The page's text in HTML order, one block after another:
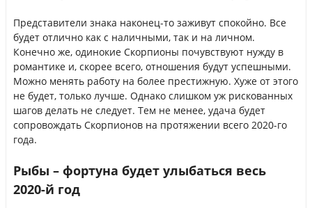
Представители знака наконец-то заживут спокойно. Все
будет отлично как с наличными, так и на личном.
Конечно же, одинокие Скорпионы почувствуют нужду в
романтике и, скорее всего, отношения будут успешными.
Можно менять работу на более престижную. Хуже от этого
не будет, только лучше. Однако слишком уж рискованных
шагов делать не следует. Тем не менее, удача будет
сопровождать Скорпионов на протяжении всего 2020-го
года.
Рыбы – фортуна будет улыбаться весь
2020-й год